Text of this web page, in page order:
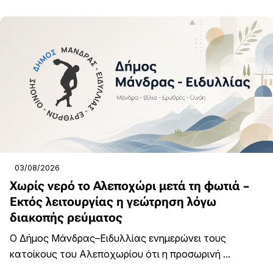
03/08/2026
Χωρίς νερό το Αλεποχώρι μετά τη φωτιά –
Εκτός λειτουργίας η γεώτρηση λόγω
διακοπής ρεύματος
Ο Δήμος Μάνδρας–Ειδυλλίας ενημερώνει τους
κατοίκους του Αλεποχωρίου ότι η προσωρινή ...